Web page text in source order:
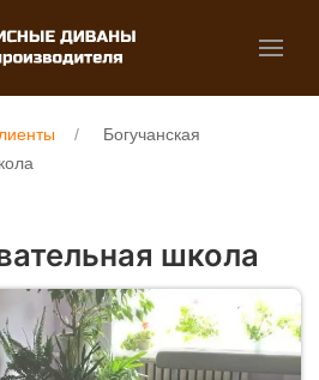
Богучанская
школа